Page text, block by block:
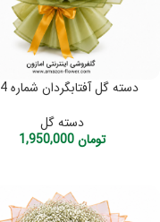
دسته گل آفتابگردان شماره 304
دسته گل
تومان